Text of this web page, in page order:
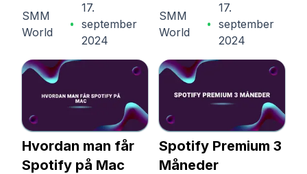
SMM
World
17.
september
2024
SMM
World
17.
september
2024
Hvordan man får
Spotify på Mac
Spotify Premium 3
Måneder